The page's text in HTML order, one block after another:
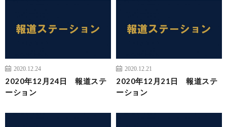
2020.12.24
2020年12月24日 報道ステ
ーション
2020.12.21
2020年12月21日 報道ステ
ーション